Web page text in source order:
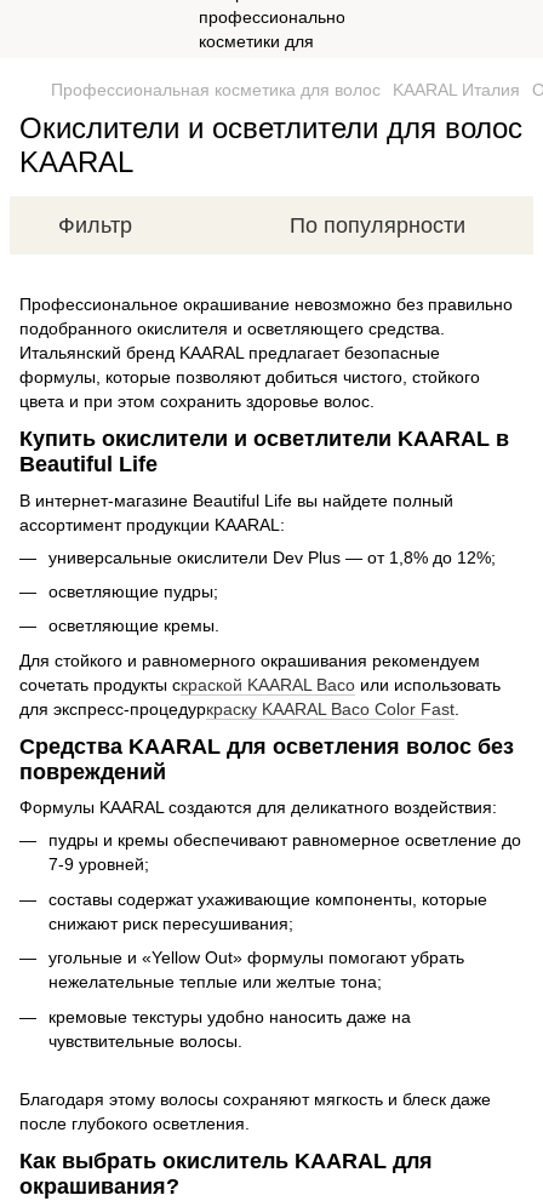
Профессиональная косметика для волос KAARAL Италия
Окислители и осветлители для волос
KAARAL
Фильтр По популярности
Профессиональное окрашивание невозможно без правильно
подобранного окислителя и осветляющего средства.
Итальянский бренд KAARAL предлагает безопасные
формулы, которые позволяют добиться чистого, стойкого
цвета и при этом сохранить здоровье волос.
Купить окислители и осветлители KAARAL в
Beautiful Life
В интернет-магазине Beautiful Life вы найдете полный
ассортимент продукции KAARAL:
универсальные окислители Dev Plus — от 1,8% до 12%;
осветляющие пудры;
осветляющие кремы.
Для стойкого и равномерного окрашивания рекомендуем
сочетать продукты скраской KAARAL Baco или использовать
для экспресс-процедуркраску KAARAL Baco Color Fast
Средства KAARAL для осветления волос без
повреждений
Формулы KAARAL создаются для деликатного воздействия:
пудры и кремы обеспечивают равномерное осветление до
7-9 уровней;
составы содержат ухаживающие компоненты, которые
снижают риск пересушивания;
угольные и «Yellow Out» формулы помогают убрать
нежелательные теплые или желтые тона;
кремовые текстуры удобно наносить даже на
чувствительные волосы.
Благодаря этому волосы сохраняют мягкость и блеск даже
после глубокого осветления.
Как выбрать окислитель KAARAL для
окрашивания?